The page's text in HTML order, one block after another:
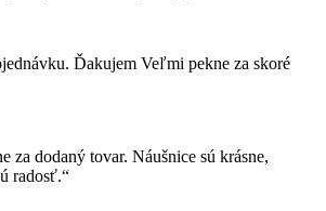
Ďakujem Veľmi pekne za skoré
za dodaný tovar. Náušnice sú krásne,
radosť.“